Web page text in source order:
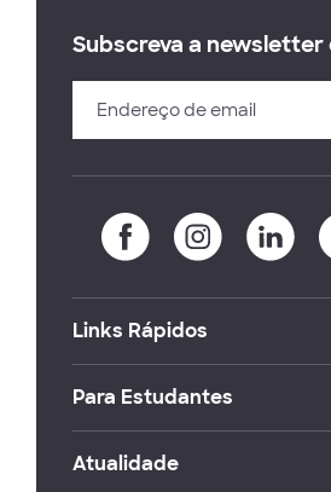
Subscreva a newsletter
Links Rápidos
Para Estudantes
Atualidade